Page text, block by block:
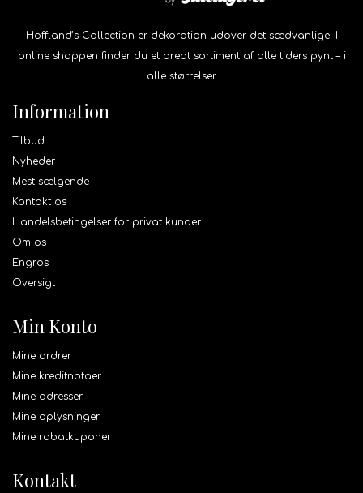
Hoffland’s Collection er dekoration udover det sædvanlige. I
online shoppen finder du et bredt sortiment af alle tiders pynt – i
alle størrelser.
Information
Tilbud
Nyheder
Mest sælgende
Kontakt os
Handelsbetingelser for privat kunder
Om os
Engros
Oversigt
Min Konto
Mine ordrer
Mine kreditnotaer
Mine adresser
Mine oplysninger
Mine rabatkuponer
Kontakt